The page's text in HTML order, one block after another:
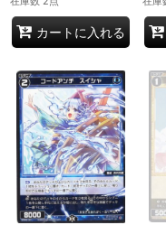
カートに入れる